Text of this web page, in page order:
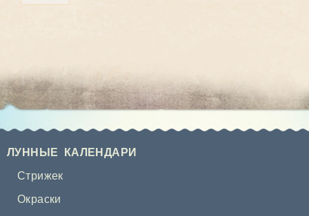
ЛУННЫЕ КАЛЕНДАРИ
Стрижек
Окраски